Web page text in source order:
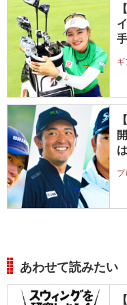
あわせて読みたい